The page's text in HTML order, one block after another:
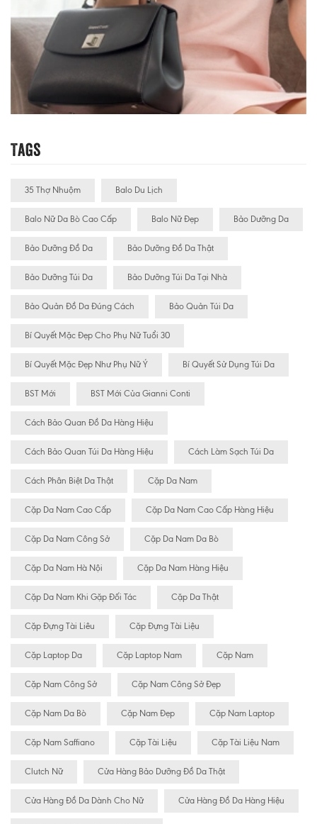
Tags
35 Thợ Nhuộm Balo Du Lịch
Balo Nữ Da Bò Cao Cấp Balo Nữ Đẹp Bảo Dưỡng Da
Bảo Dưỡng Đồ Da Bảo Dưỡng Đồ Da Thật
Bảo Dưỡng Túi Da Bảo Dưỡng Túi Da Tại Nhà
Bảo Quản Đồ Da Đúng Cách Bảo Quản Túi Da
Bí Quyết Mặc Đẹp Cho Phụ Nữ Tuổi 30
Bí Quyết Mặc Đẹp Như Phụ Nữ Ý Bí Quyết Sử Dụng Túi Da
BST Mới BST Mới Của Gianni Conti
Cách Bảo Quan Đồ Da Hàng Hiệu
Cách Bảo Quan Túi Da Hàng Hiệu Cách Làm Sạch Túi Da
Cách Phân Biệt Da Thật Cặp Da Nam
Cặp Da Nam Cao Cấp Cặp Da Nam Cao Cấp Hàng Hiệu
Cặp Da Nam Công Sở Cặp Da Nam Da Bò
Cặp Da Nam Hà Nội Cặp Da Nam Hàng Hiệu
Cặp Da Nam Khi Gặp Đối Tác Cặp Da Thật
Cặp Đựng Tài Liêu Cặp Đựng Tài Liệu
Cặp Laptop Da Cặp Laptop Nam Cặp Nam
Cặp Nam Công Sở Cặp Nam Công Sở Đẹp
Cặp Nam Da Bò Cặp Nam Đẹp Cặp Nam Laptop
Cặp Nam Saffiano Cặp Tài Liệu Cặp Tài Liệu Nam
Clutch Nữ Cửa Hàng Bảo Dưỡng Đồ Da Thật
Cửa Hàng Đồ Da Dành Cho Nữ Cửa Hàng Đồ Da Hàng Hiệu